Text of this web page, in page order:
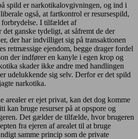
spild er narkotikalovgivningen, og ind i
også, at fartkontrol er resursespild,
forbrydelse. I tilfældet af
ganske tydeligt, at såfremt de der
der har indvilliget sig på transaktionen
retmæssige ejendom, begge drager fordel
der indfører en kanyle i egen krop og
skader ikke andre med handlingen
udelukkende sig selv. Derfor er det spild
narkotika.
arealer er ejet privat, kan det dog komme
kan bruge resurser på at opspore og
Det gælder de tilfælde, hvor brugeren
fra ejeren af arealet til at bruge
samme princip som de private